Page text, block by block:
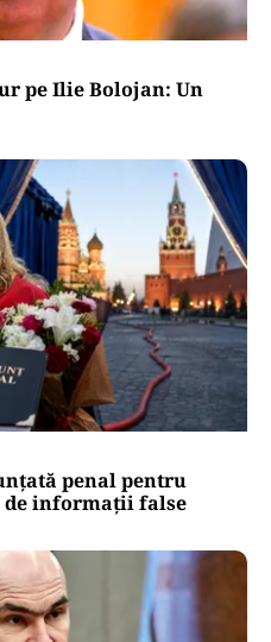
Importante
pe Ilie Bolojan: Un